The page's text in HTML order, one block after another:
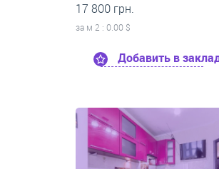
17 800 грн.
за м 2 : 0.00 $
Добавить в